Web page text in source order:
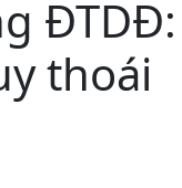
thoái